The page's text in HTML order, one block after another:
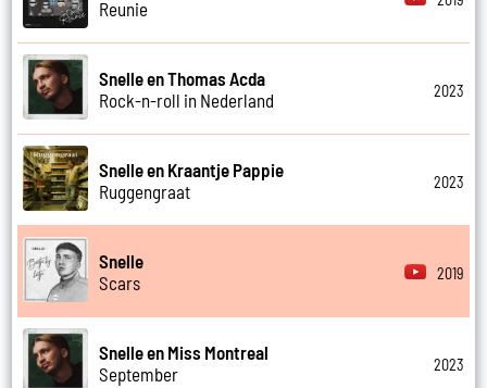
Reunie
Snelle en Thomas Acda
Rock-n-roll in Nederland
2023
Snelle en Kraantje Pappie
Ruggengraat
2023
Snelle
Scars
2019
Snelle en Miss Montreal
September
2023